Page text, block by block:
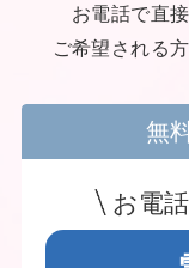
お電話で直
ご希望される
無
お電